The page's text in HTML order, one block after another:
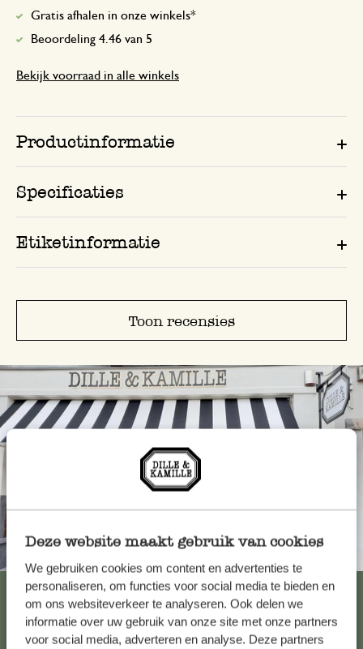
Deze website maakt gebruik van cookies
We gebruiken cookies om content en advertenties te
personaliseren, om functies voor social media te bieden en
om ons websiteverkeer te analyseren. Ook delen we
informatie over uw gebruik van onze site met onze partners
voor social media, adverteren en analyse. Deze partners
Gratis afhalen in onze winkels*
Beoordeling 4.46 van 5
Bekijk voorraad in alle winkels
Productinformatie
Specificaties
Etiketinformatie
Toon recensies
Altijd in de buurt
Bekijk alle 62 winkels